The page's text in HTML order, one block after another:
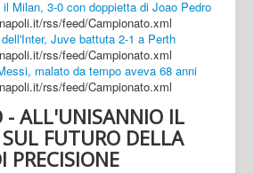
Milan, 3-0 con doppietta di Joao Pedro
rss/feed/Campionato.xml
Juve battuta 2-1 a Perth
rss/feed/Campionato.xml
malato da tempo aveva 68 anni
rss/feed/Campionato.xml
- ALL'UNISANNIO IL
FUTURO DELLA
PRECISIONE